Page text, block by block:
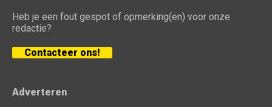
Heb je een fout gespot of opmerking(en) voor onze
redactie?
Contacteer ons!
Adverteren